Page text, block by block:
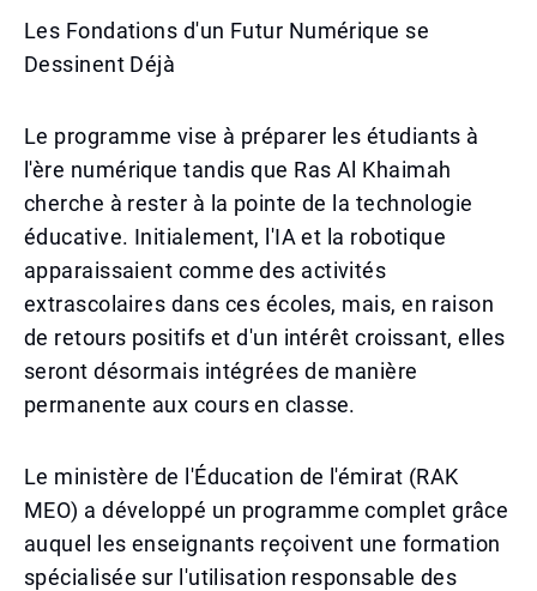
Les Fondations d'un Futur Numérique se
Dessinent Déjà
Le programme vise à préparer les étudiants à
l'ère numérique tandis que Ras Al Khaimah
cherche à rester à la pointe de la technologie
éducative. Initialement, l'IA et la robotique
apparaissaient comme des activités
extrascolaires dans ces écoles, mais, en raison
de retours positifs et d'un intérêt croissant, elles
seront désormais intégrées de manière
permanente aux cours en classe.
Le ministère de l'Éducation de l'émirat (RAK
MEO) a développé un programme complet grâce
auquel les enseignants reçoivent une formation
spécialisée sur l'utilisation responsable des